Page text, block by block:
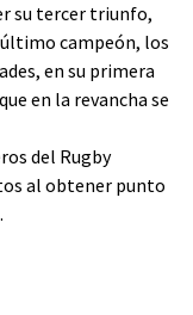
su tercer triunfo,
campeón, los
en su primera
en la revancha se
del Rugby
al obtener punto